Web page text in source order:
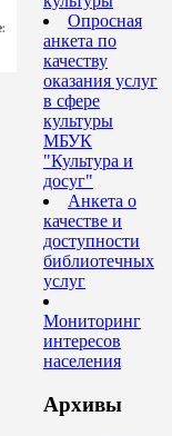
Опросная
анкета по
качеству
оказания услуг
в сфере
культуры
МБУК
"Культура и
досуг"
Анкета о
качестве и
доступности
библиотечных
услуг
Мониторинг
интересов
населения
Архивы